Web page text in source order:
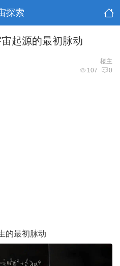
探索
起源的最初脉动
楼主
107 0
的最初脉动